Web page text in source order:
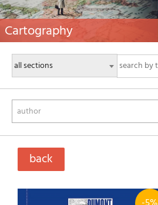
Cartography
Hiking maps, maps and atlases, cartography
around the world. Maps of the trails, cartography
for cyclotourism and mountain biking
author
back